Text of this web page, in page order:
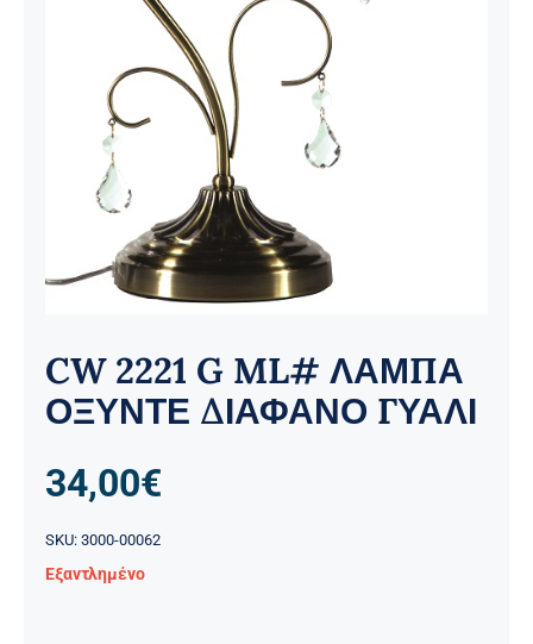
CW 2221 G ML# ΛΑΜΠΑ
ΟΞΥΝΤΕ ΔΙΑΦΑΝΟ ΓΥΑΛΙ
34,00€
SKU: 3000-00062
Εξαντλημένο